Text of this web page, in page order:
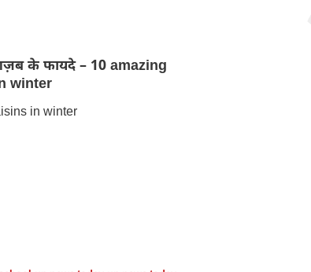
के फायदे – 10 amazing
winter
in winter